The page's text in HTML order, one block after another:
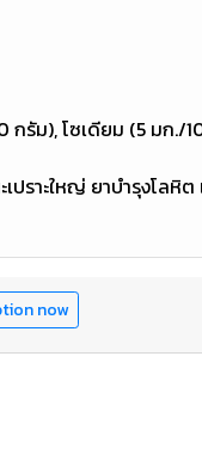
กรัม), โซเดียม (5 มก./
ราะใหญ่ ยาบำรุงโลหิต
now